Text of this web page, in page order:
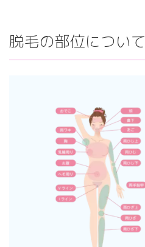
脱毛の部位について